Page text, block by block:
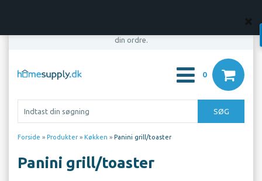
din ordre.
0
Forside » Produkter » Køkken » Panini grill/toaster
Panini grill/toaster